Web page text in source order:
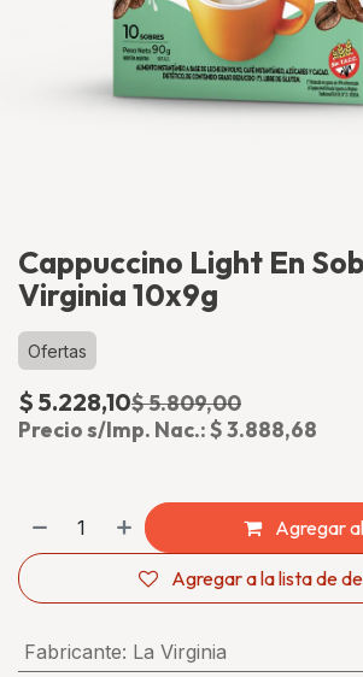
Cappuccino Light En
Virginia 10x9g
Ofertas
$ 5.228,10$5.809,00
Precio s/Imp. Nac.:$3.888,68
Agregar
Agregar a la lista de
Fabricante: La Virginia